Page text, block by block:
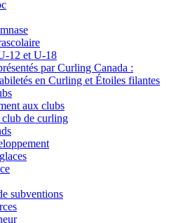
12 et U-18
par Curling Canada :
en Curling et Étoiles filantes
aux clubs
de curling
subventions